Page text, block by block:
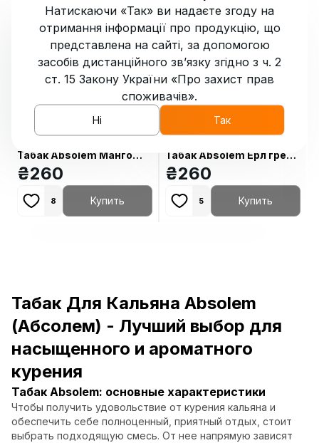
Табак Absolem Манго
100 гр
₴260
8 Купить
Табак Absolem Ерл грей
100 гр
₴260
5 Купить
Табак Для Кальяна Absolem
(Абсолем) - Лучший выбор для
насыщенного и ароматного
курения
Табак Absolem: основные характеристики
Чтобы получить удовольствие от курения кальяна и
обеспечить себе полноценный, приятный отдых, стоит
выбрать подходящую смесь. От нее напрямую зависят
Натискаючи «Так» ви надаєте згоду на
отримання інформації про продукцію, що
представлена на сайті, за допомогою
засобів дистанційного зв’язку згідно з ч. 2
ст. 15 Закону України «Про захист прав
споживачів».
Ні Так